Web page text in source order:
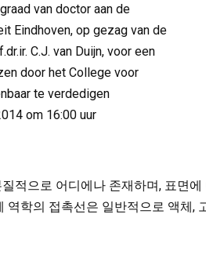
van doctor aan de
Eindhoven, op gezag van de
C.J. van Duijn, voor een
door het College voor
te verdedigen
om 16:00 uur
적으로 어디에나 존재하며, 표면
역학의 접촉선은 일반적으로 액체,